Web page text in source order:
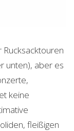
Rucksacktouren
unten), aber es
keine
fleißigen